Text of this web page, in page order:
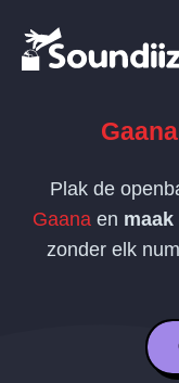
Gaana
Plak de
Gaana en
zonder elk